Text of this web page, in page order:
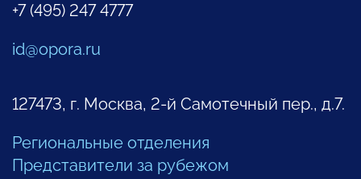
+7 (495) 247 4777
id@opora.ru
127473, г. Москва, 2-й Самотечный пер., д.7.
Региональные отделения
Представители за рубежом